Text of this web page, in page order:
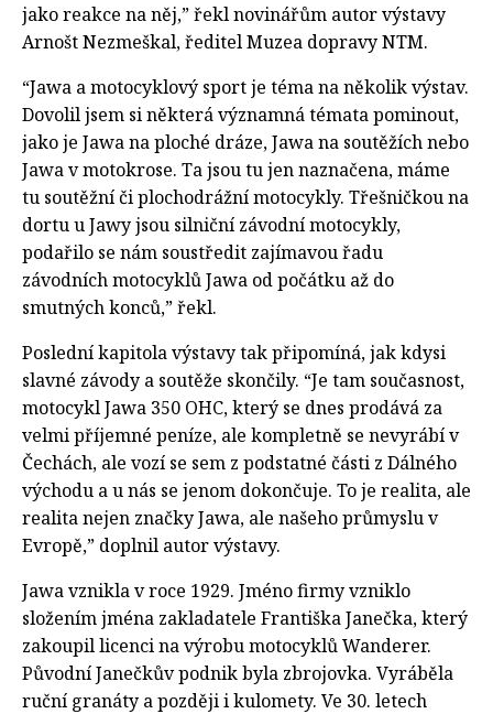
jako reakce na něj,” řekl novinářům autor výstavy
Arnošt Nezmeškal, ředitel Muzea dopravy NTM.
“Jawa a motocyklový sport je téma na několik výstav.
Dovolil jsem si některá významná témata pominout,
jako je Jawa na ploché dráze, Jawa na soutěžích nebo
Jawa v motokrose. Ta jsou tu jen naznačena, máme
tu soutěžní či plochodrážní motocykly. Třešničkou na
dortu u Jawy jsou silniční závodní motocykly,
podařilo se nám soustředit zajímavou řadu
závodních motocyklů Jawa od počátku až do
smutných konců,” řekl.
Poslední kapitola výstavy tak připomíná, jak kdysi
slavné závody a soutěže skončily. “Je tam současnost,
motocykl Jawa 350 OHC, který se dnes prodává za
velmi příjemné peníze, ale kompletně se nevyrábí v
Čechách, ale vozí se sem z podstatné části z Dálného
východu a u nás se jenom dokončuje. To je realita, ale
realita nejen značky Jawa, ale našeho průmyslu v
Evropě,” doplnil autor výstavy.
Jawa vznikla v roce 1929. Jméno firmy vzniklo
složením jména zakladatele Františka Janečka, který
zakoupil licenci na výrobu motocyklů Wanderer.
Původní Janečkův podnik byla zbrojovka. Vyráběla
ruční granáty a později i kulomety. Ve 30. letech